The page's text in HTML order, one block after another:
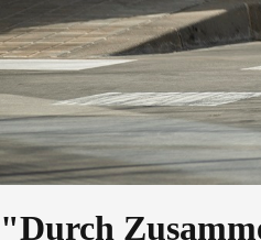
"Durch